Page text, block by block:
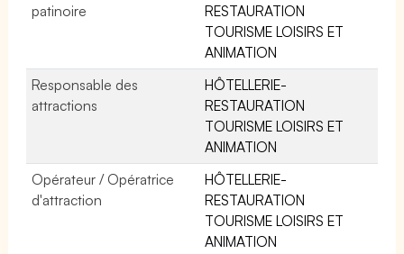
patinoire
RESTAURATION
TOURISME LOISIRS ET
ANIMATION
Responsable des
attractions
HÔTELLERIE-
RESTAURATION
TOURISME LOISIRS ET
ANIMATION
Opérateur / Opératrice
d'attraction
HÔTELLERIE-
RESTAURATION
TOURISME LOISIRS ET
ANIMATION